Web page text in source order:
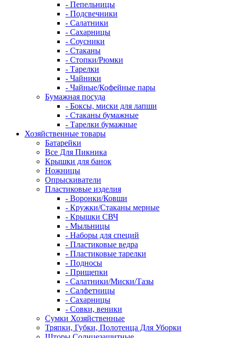
- Пепельницы
- Подсвечники
- Салатники
- Сахарницы
- Соусники
- Стаканы
- Стопки/Рюмки
- Тарелки
- Чайники
- Чайные/Кофейные пары
Бумажная посуда
- Боксы, миски для лапши
- Стаканы бумажные
- Тарелки бумажные
Хозяйственные товары
Батарейки
Все Для Пикника
Крышки для банок
Ножницы
Опрыскиватели
Пластиковые изделия
- Воронки/Ковши
- Кружки/Стаканы мерные
- Крышки СВЧ
- Мыльницы
- Наборы для специй
- Пластиковые ведра
- Пластиковые тарелки
- Подносы
- Прищепки
- Салатники/Миски/Тазы
- Салфетницы
- Сахарницы
- Совки, веники
Сумки Хозяйственные
Тряпки, Губки, Полотенца Для Уборки